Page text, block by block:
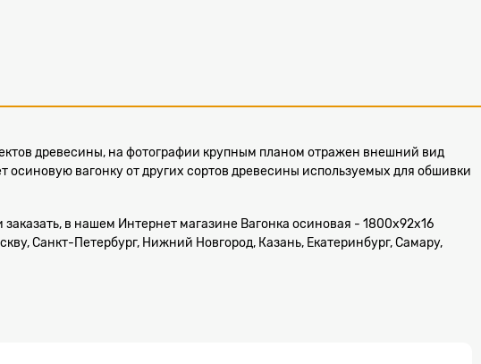
древесины, на фотографии крупным планом отражен внешний вид
вагонку от других сортов древесины используемых для обшивки
в нашем Интернет магазине Вагонка осиновая - 1800x92x16
Санкт-Петербург, Нижний Новгород, Казань, Екатеринбург, Самару,